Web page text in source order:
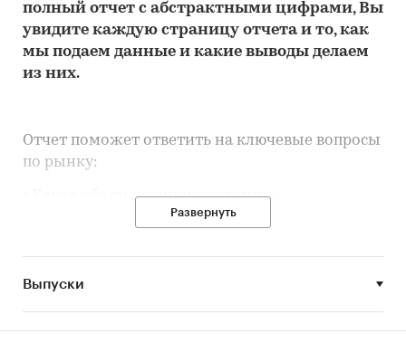
полный отчет с абстрактными цифрами, Вы
увидите каждую страницу отчета и то,как
мы подаем данные и какие выводы делаем
из них.
Отчет поможет ответить на ключевые вопросы
по рынку:
• Каков объем розничного рынка
лекарственных средств в Астраханской
другими регионами России?
• Рынок растет или снижается? Если растет, то
за счет реального спроса или за счет
Развернуть
Выпуски